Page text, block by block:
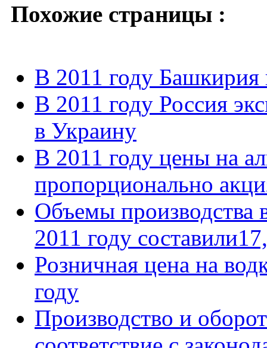
Похожие страницы :
В 2011 году Башкирия
В 2011 году Россия
в Украину
В 2011 году цены на
пропорционально
Объемы производства
2011 году
Розничная цена на
году
Производство и